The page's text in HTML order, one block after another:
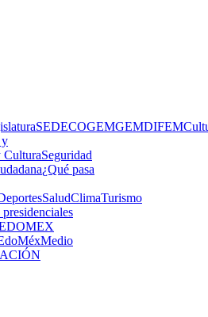
SEDECOGEMGEMDIFEM
y
CulturaSeguridad
¿Qué pasa
SaludClimaTurismo
Medio